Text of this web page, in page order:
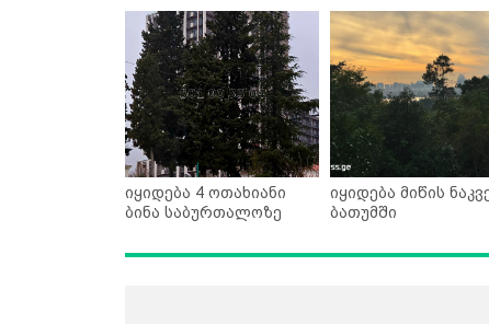
იყიდება 4 ოთახიანი
ბინა საბურთალოზე
იყიდება მიწის
ბათუმში